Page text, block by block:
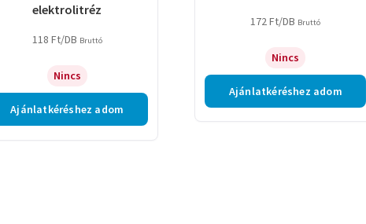
elektrolitréz
118 Ft/DB Bruttó
Nincs
Ajánlatkéréshez adom
172Ft/DB Bruttó
Nincs
Ajánlatkéréshez adom